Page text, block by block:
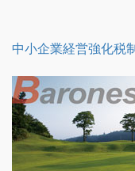
中小企業経営強化税